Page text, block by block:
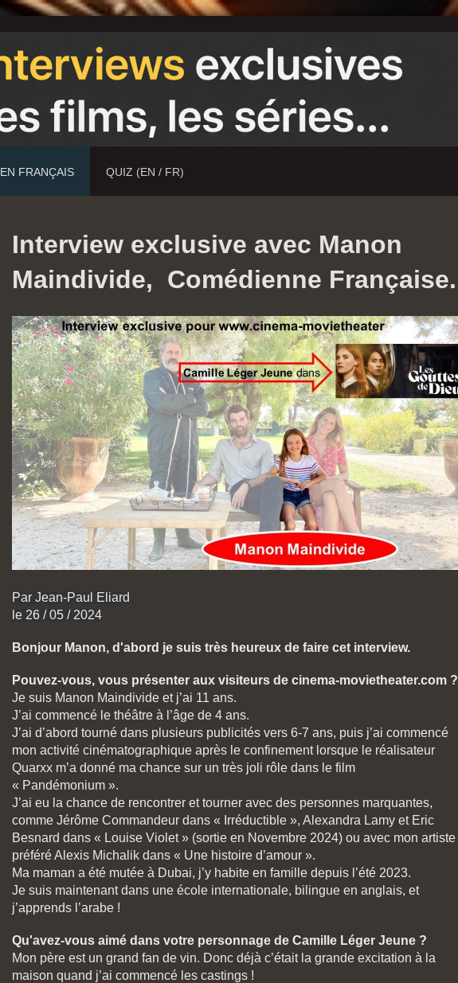
EN FRANÇAIS QUIZ (EN / FR)
Interview exclusive avec Manon
Maindivide, Comédienne Française.
Par Jean-Paul Eliard
le 26 / 05 / 2024
Bonjour Manon, d'abord je suis très heureux de faire cet interview.
Pouvez-vous, vous présenter aux visiteurs de cinema-movietheater.com ?
Je suis Manon Maindivide et j’ai 11 ans.
J’ai commencé le théâtre à l’âge de 4 ans.
J’ai d’abord tourné dans plusieurs publicités vers 6-7 ans, puis j’ai commencé
mon activité cinématographique après le confinement lorsque le réalisateur
Quarxx m’a donné ma chance sur un très joli rôle dans le film
« Pandémonium ».
J’ai eu la chance de rencontrer et tourner avec des personnes marquantes,
comme Jérôme Commandeur dans « Irréductible », Alexandra Lamy et Eric
Besnard dans « Louise Violet » (sortie en Novembre 2024) ou avec mon artiste
préféré Alexis Michalik dans « Une histoire d’amour ».
Ma maman a été mutée à Dubai, j’y habite en famille depuis l’été 2023.
Je suis maintenant dans une école internationale, bilingue en anglais, et
j’apprends l’arabe !
Qu'avez-vous aimé dans votre personnage de Camille Léger Jeune ?
Mon père est un grand fan de vin. Donc déjà c’était la grande excitation à la
maison quand j’ai commencé les castings !